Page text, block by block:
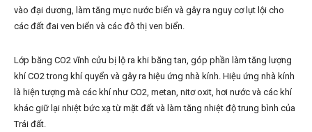
vào đại dương, làm tăng mực nước biển và gây ra nguy cơ lụt lội cho
các đất đai ven biển và các đô thị ven biển.
Lớp băng CO2 vĩnh cửu bị lộ ra khi băng tan, góp phần làm tăng lượng
khí CO2 trong khí quyển và gây ra hiệu ứng nhà kính. Hiệu ứng nhà kính
là hiện tượng mà các khí như CO2, metan, nitơ oxit, hơi nước và các khí
khác giữ lại nhiệt bức xạ từ mặt đất và làm tăng nhiệt độ trung bình của
Trái đất.